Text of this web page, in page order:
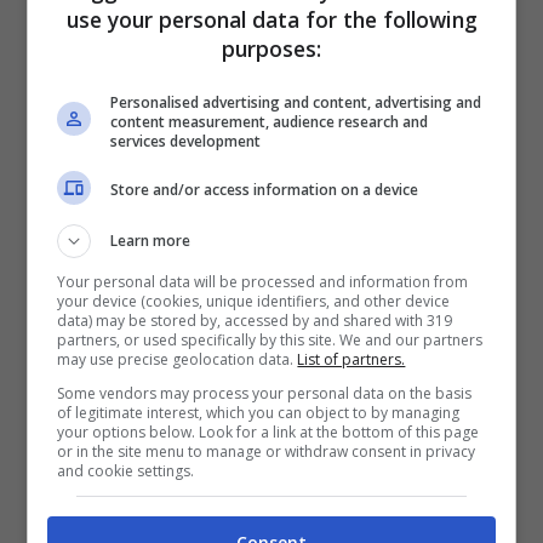
atlanticache incontrandosi con l’aria
gelida siberiana porterànevicate in
pianura sulle regioni del Nord ma anche al
Centro, soprattutto nell’entroterra, dove la
neve è attesa già tra giovedì 22 e venerdì
23 febbraio sulle alte Marche e sulla
Romagna. Dove non nevicherà sono attese
piogge diffuse e locali temporali.
Nel frattempo, la Protezione Civileha
emesso un avviso diallerta gialla di
ordinaria criticità per rischio idraulico
diffusosuEmilia Romagna e Marche.
use your personal data for the following
purposes:
Personalised advertising and content, advertising and
content measurement, audience research and
services development
Store and/or access information on a device
Learn more
Your personal data will be processed and information from
your device (cookies, unique identifiers, and other device
data) may be stored by, accessed by and shared with 319
partners, or used specifically by this site. We and our partners
may use precise geolocation data. List of partners.
Some vendors may process your personal data on the basis
of legitimate interest, which you can object to by managing
your options below. Look for a link at the bottom of this page
or in the site menu to manage or withdraw consent in privacy
and cookie settings.